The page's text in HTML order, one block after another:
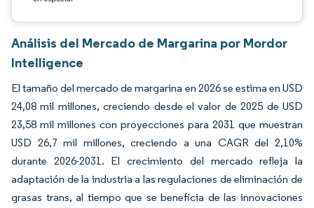
Análisis del Mercado de Margarina por Mordor
Intelligence
El tamaño del mercado de margarina en 2026 se estima en USD
24,08 mil millones, creciendo desde el valor de 2025 de USD
23,58 mil millones con proyecciones para 2031 que muestran
USD 26,7 mil millones, creciendo a una CAGR del 2,10%
durante 2026-2031. El crecimiento del mercado refleja la
adaptación de la industria a las regulaciones de eliminación de
grasas trans, al tiempo que se beneficia de las innovaciones